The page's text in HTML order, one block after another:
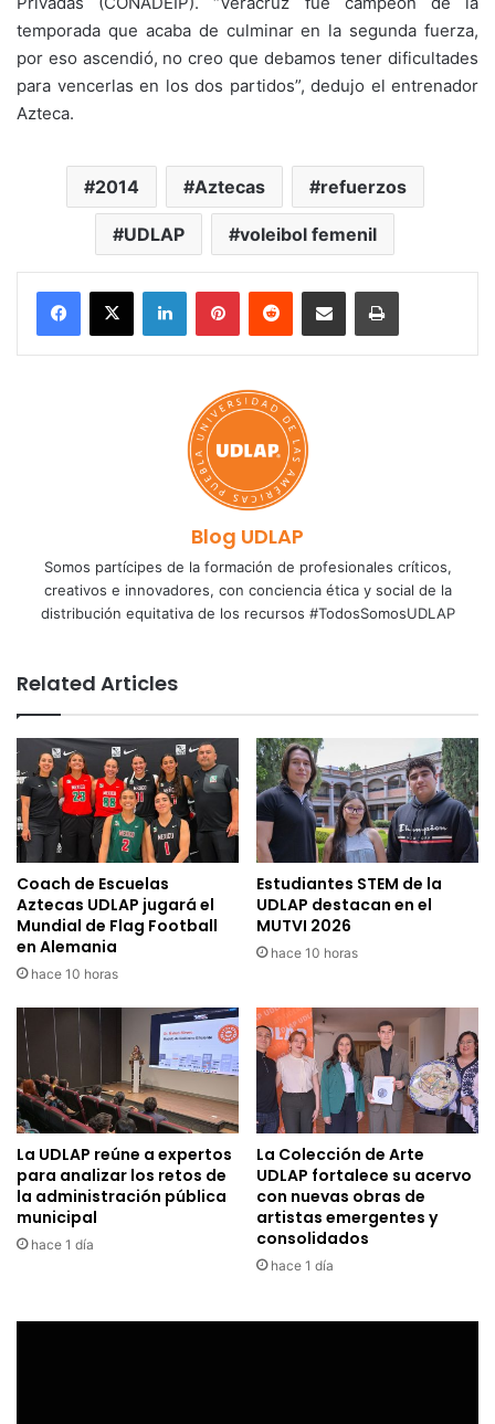
temporada que acaba de culminar en la segunda fuerza,
por eso ascendió, no creo que debamos tener dificultades
para vencerlas en los dos partidos”, dedujo el entrenador
Azteca.
2014 Aztecas refuerzos
UDLAP voleibol femenil
LinkedInPinterestReddit Share via Email Print
Blog UDLAP
Somos partícipes de la formación de profesionales críticos,
creativos e innovadores, con conciencia ética y social de la
distribución equitativa de los recursos #TodosSomosUDLAP
Related Articles
Coach de Escuelas
Aztecas UDLAP jugará el
Mundial de Flag Football
en Alemania
hace 10 horas
Estudiantes STEM de la
UDLAP destacan en el
MUTVI 2026
hace 10 horas
La UDLAP reúne a expertos
para analizar los retos de
la administración pública
municipal
hace 1 día
La Colección de Arte
UDLAP fortalece su acervo
con nuevas obras de
artistas emergentes y
consolidados
hace 1 día